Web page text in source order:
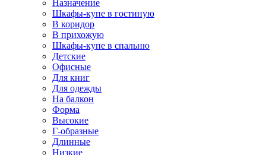
Назначение
Шкафы-купе в гостиную
В коридор
В прихожую
Шкафы-купе в спальню
Детские
Офисные
Для книг
Для одежды
На балкон
Форма
Высокие
Г-образные
Длинные
Низкие